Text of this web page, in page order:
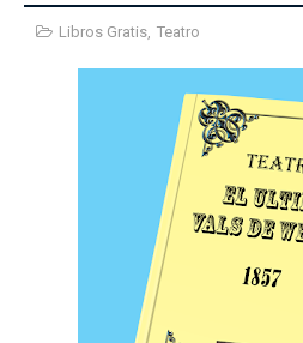
Libros Gratis, Teatro